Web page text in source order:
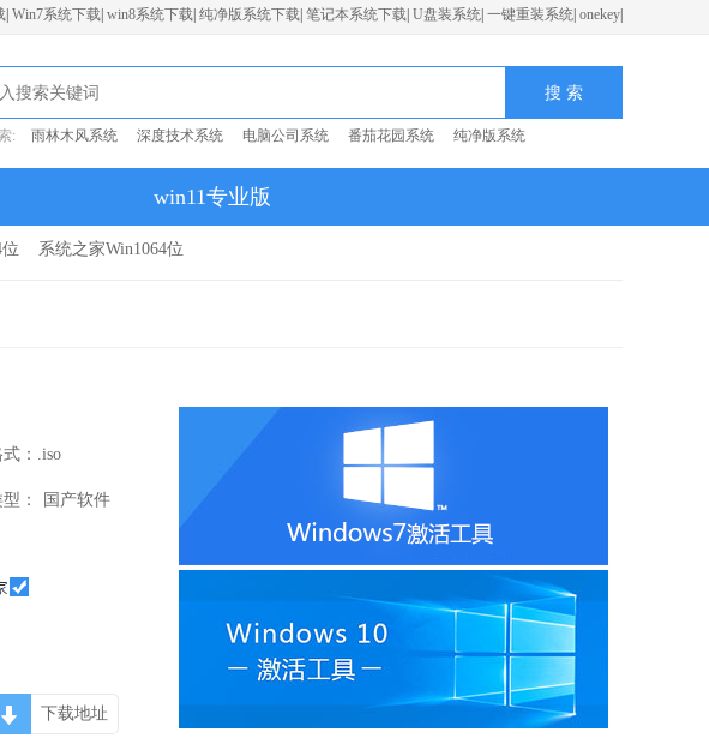
Win7系统下载 win8系统下载 纯净版系统下载 笔记本系统下载 U盘装系统 一键重装系统 onekey
: 雨林木风系统 深度技术系统 电脑公司系统 番茄花园系统 纯净版系统
win11专业版
系统之家Win1064位
： .iso
： 国产软件
下载地址